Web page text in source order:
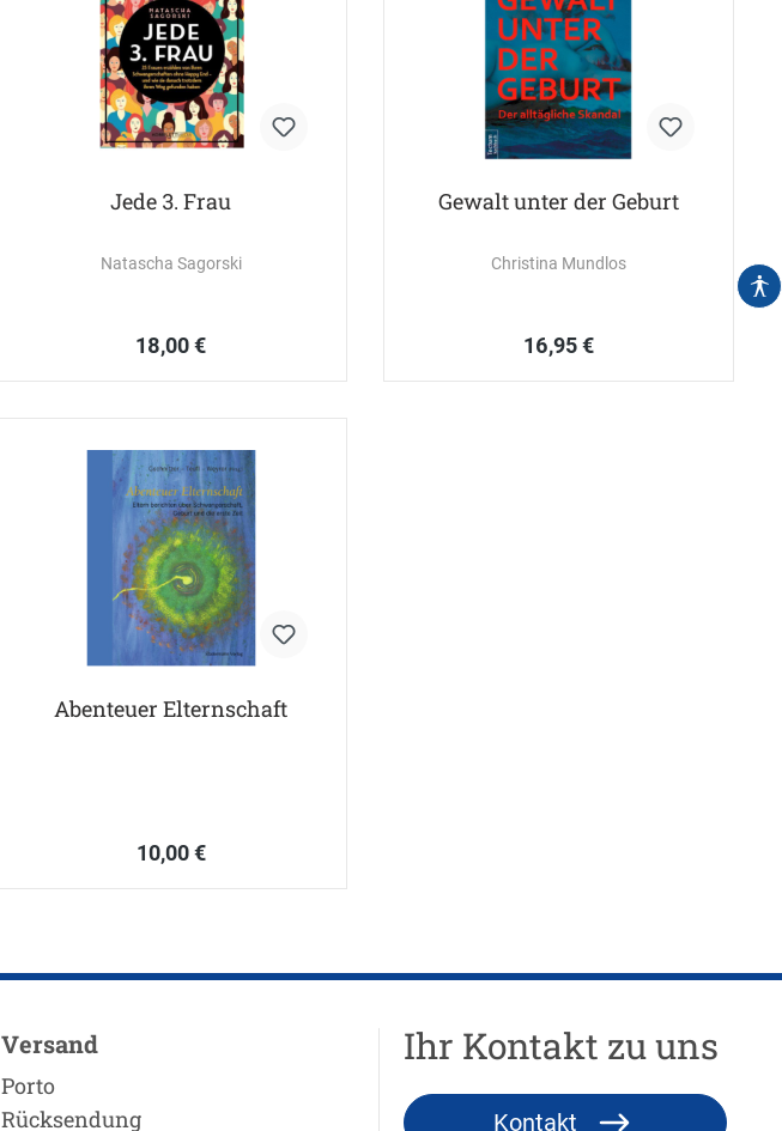
Jede 3. Frau
Natascha Sagorski
18,00 €
Gewalt unter der Geburt
Christina Mundlos
16,95 €
Abenteuer Elternschaft
10,00 €
Versand
Porto
Rücksendung
Ihr Kontakt zu uns
Kontakt